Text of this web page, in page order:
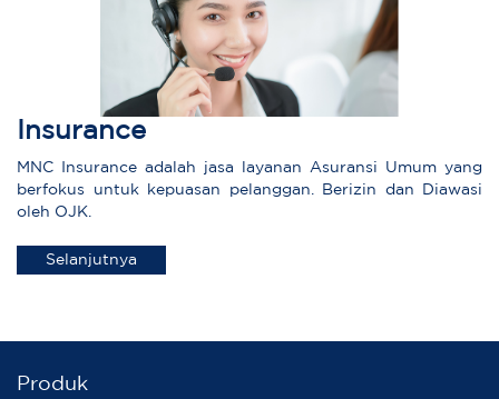
Insurance
MNC Insurance adalah jasa layanan Asuransi Umum yang
berfokus untuk kepuasan pelanggan. Berizin dan Diawasi
oleh OJK.
Selanjutnya
Produk